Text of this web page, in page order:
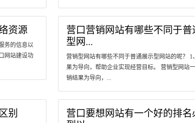
资源
务的信息以
网站建设功
营口营销网站有哪些不同于普
型网...
营销型网站有哪些不同于普通展示型网站的呢？ 1
果为导向，帮助企业实现经营目标。 营销型网站
销结果为导向，...
别
营口要想网站有一个好的排名